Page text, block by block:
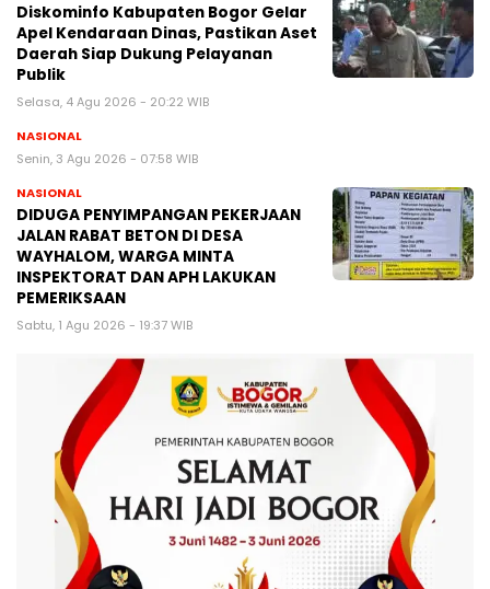
Diskominfo Kabupaten Bogor Gelar
Apel Kendaraan Dinas, Pastikan Aset
Daerah Siap Dukung Pelayanan
Publik
Selasa, 4 Agu 2026 - 20:22 WIB
NASIONAL
Senin, 3 Agu 2026 - 07:58 WIB
NASIONAL
DIDUGA PENYIMPANGAN PEKERJAAN
JALAN RABAT BETON DI DESA
WAYHALOM, WARGA MINTA
INSPEKTORAT DAN APH LAKUKAN
PEMERIKSAAN
Sabtu, 1 Agu 2026 - 19:37 WIB